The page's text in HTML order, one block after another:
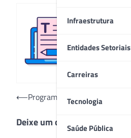
Infraestrutura
Entidades Setoriais
Carreiras
Tecnologia
Saúde Pública
Navegação
Post
⟵Programa Estadual de
Deixe um comentário